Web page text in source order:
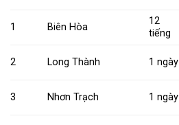
1 Biên Hòa
12
tiếng
2 Long Thành 1 ngày
3 Nhơn Trạch 1 ngày